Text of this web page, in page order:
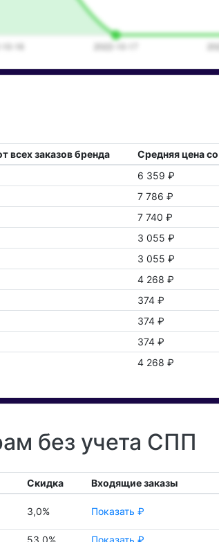
всех заказов бренда
Средняя цена
6 359 ₽
7 786 ₽
7 740 ₽
3 055 ₽
3 055 ₽
4 268 ₽
374 ₽
374 ₽
374 ₽
4 268 ₽
без учета СПП
Скидка Входящие заказы
3,0% Показать ₽